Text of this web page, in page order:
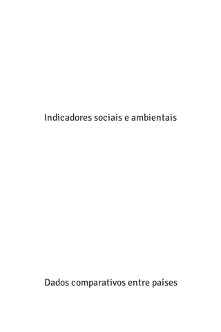
Indicadores sociais e ambientais
Dados comparativos entre países